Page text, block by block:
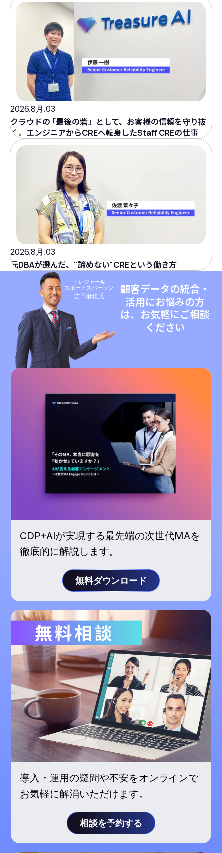
2026.8月.03
クラウドの 「最後の砦」として、お客様の信頼を守り抜
く。エンジニアからCREへ転身したStaff CREの仕事
2026.8月.03
元DBAが選んだ、"諦めない"CREという働き方
トレジャーAI
スポークスパーソン
吉田麻也氏
顧客データの統合・
活用にお悩みの方
は、お気軽にご相談
ください
CDP+AIが実現する最先端の次世代MAを
徹底的に解説します。
無料ダウンロード
導入・運用の疑問や不安をオンラインで
お気軽に解消いただけます。
相談を予約する